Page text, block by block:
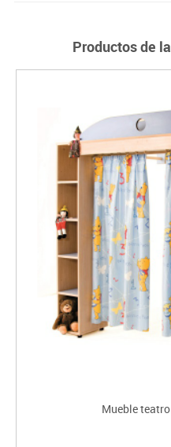
Productos de
Mueble